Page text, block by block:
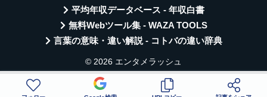
平均年収データベース - 年収白書
無料Webツール集 - WAZA TOOLS
言葉の意味・違い解説 - コトバの違い辞典
© 2026 エンタメラッシュ